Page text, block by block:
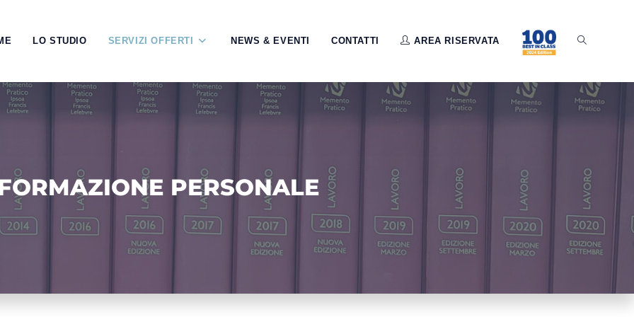
LO STUDIO SERVIZI OFFERTI NEWS & EVENTI CONTATTI AREA RISERVATA
PERSONALE